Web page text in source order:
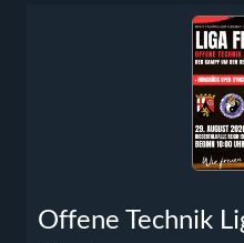
Offene Technik